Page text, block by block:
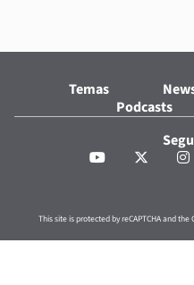
Temas
Podcasts
This site is protected by reCAPTCHA and the